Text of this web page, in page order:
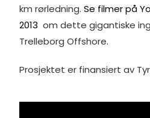
km rørledning.Se filmer på
2013 om dette gigantiske
Trelleborg Offshore.
Prosjektet er finansiert av